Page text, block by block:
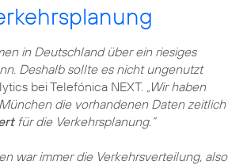
in Deutschland über ein riesiges
Deshalb sollte es nicht ungenutzt
bei Telefónica NEXT. „Wir haben
die vorhandenen Daten zeitlich
für die Verkehrsplanung.“
war immer die Verkehrsverteilung, also